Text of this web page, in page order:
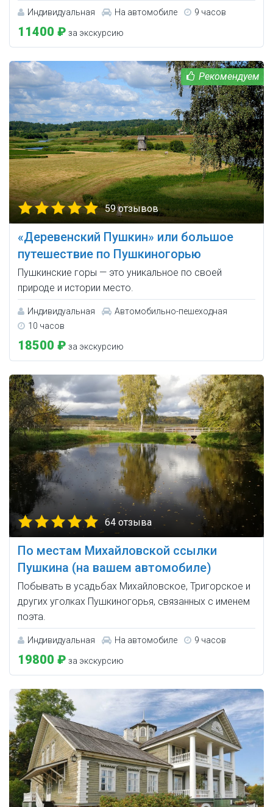
Индивидуальная На автомобиле 9 часов
11400 ₽ за экскурсию
59 отзывов
«Деревенский Пушкин» или большое
путешествие по Пушкиногорью
Пушкинские горы — это уникальное по своей
природе и истории место.
Индивидуальная
Автомобильно-пешеходная
10 часов
18500 ₽ за экскурсию
64 отзыва
По местам Михайловской ссылки
Пушкина (на вашем автомобиле)
Побывать в усадьбах Михайловское, Тригорское и
других уголках Пушкиногорья, связанных с именем
поэта.
Индивидуальная На автомобиле 9 часов
19800 ₽ за экскурсию